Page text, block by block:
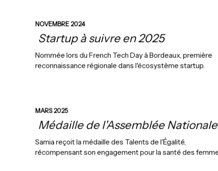
NOVEMBRE 2024
Startup à suivre en 2025
Nommée lors du French Tech Day à Bordeaux, première
reconnaissance régionale dans l'écosystème startup.
MARS 2025
Médaille de l'Assemblée Nationale
Samia reçoit la médaille des Talents de l'Égalité,
récompensant son engagement pour la santé des